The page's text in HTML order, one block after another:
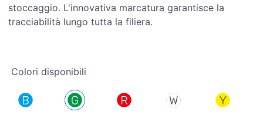
stoccaggio. L'innovativa marcatura garantisce la
tracciabilità lungo tutta la filiera.
Colori disponibili